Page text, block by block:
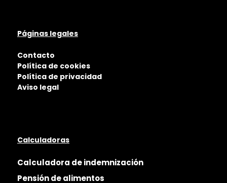
Páginas legales
Contacto
Política de cookies
Política de privacidad
Aviso legal
Calculadoras
Calculadora de indemnización
Pensión de alimentos